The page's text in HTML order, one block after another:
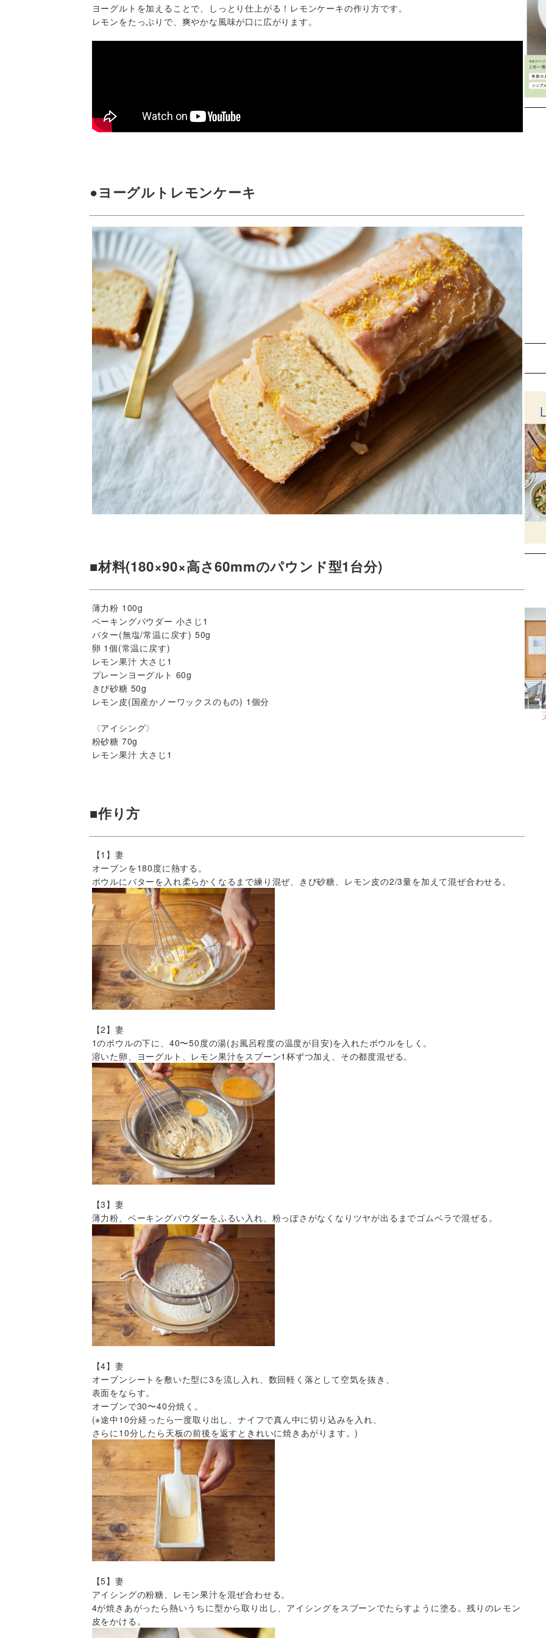
ヨーグルトを加えることで、しっとり仕上がる！レモンケーキの作り方です。
レモンをたっぷりで、爽やかな風味が口に広がります。
●ヨーグルトレモンケーキ
■材料(180×90×高さ60mmのパウンド型1台分)
薄力粉 100g
ベーキングパウダー 小さじ1
バター(無塩/常温に戻す) 50g
卵 1個(常温に戻す)
レモン果汁 大さじ1
プレーンヨーグルト 60g
きび砂糖 50g
レモン皮(国産かノーワックスのもの) 1個分
〈アイシング〉
粉砂糖 70g
レモン果汁 大さじ1
■作り方
【1】妻
オーブンを180度に熱する。
ボウルにバターを入れ柔らかくなるまで練り混ぜ、きび砂糖、レモン皮の2/3量を加えて混ぜ合わせる。
【2】妻
1のボウルの下に、40〜50度の湯(お風呂程度の温度が目安)を入れたボウルをしく。
溶いた卵、ヨーグルト、レモン果汁をスプーン1杯ずつ加え、その都度混ぜる。
【3】妻
薄力粉、ベーキングパウダーをふるい入れ、粉っぽさがなくなりツヤが出るまでゴムベラで混ぜる。
【4】妻
オーブンシートを敷いた型に3を流し入れ、数回軽く落として空気を抜き、
表面をならす。
オーブンで30〜40分焼く。
(※途中10分経ったら一度取り出し、ナイフで真ん中に切り込みを入れ、
さらに10分したら天板の前後を返すときれいに焼きあがります。)
【5】妻
アイシングの粉糖、レモン果汁を混ぜ合わせる。
4が焼きあがったら熱いうちに型から取り出し、アイシングをスプーンでたらすように塗る。残りのレモン
皮をかける。